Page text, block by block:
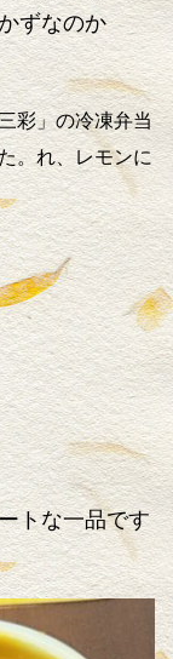
ずなのか
彩」の冷凍弁当
。れ、レモンに
トな一品です